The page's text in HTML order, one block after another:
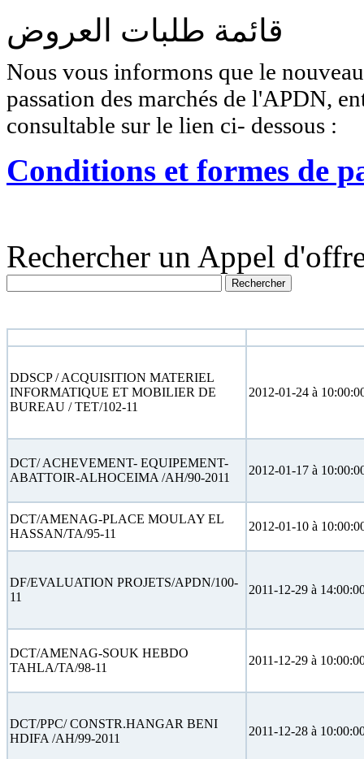
قائمة طلبات العروض
Nous vous informons que le
passation des marchés de l'APDN,
consultable sur le lien ci- dessous :
Conditions et formes de
Rechercher un Appel
DDSCP / ACQUISITION MATERIEL
INFORMATIQUE ET MOBILIER DE
BUREAU / TET/102-11
2012-01-24 à
DCT/ ACHEVEMENT- EQUIPEMENT-
ABATTOIR-ALHOCEIMA /AH/90-2011
2012-01-17 à
DCT/AMENAG-PLACE MOULAY EL
HASSAN/TA/95-11
2012-01-10 à
DF/EVALUATION PROJETS/APDN/100-
11
2011-12-29 à
DCT/AMENAG-SOUK HEBDO
TAHLA/TA/98-11
2011-12-29 à
DCT/PPC/ CONSTR.HANGAR BENI
HDIFA /AH/99-2011
2011-12-28 à